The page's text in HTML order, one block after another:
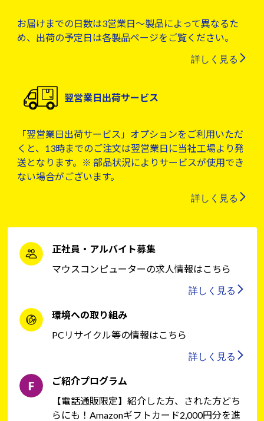
お届けまでの日数は3営業日～製品によって異なるた
め、出荷の予定日は各製品ページをご覧ください。
詳しく見る
翌営業日出荷サービス
「翌営業日出荷サービス」オプションをご利用いただ
くと、13時までのご注文は翌営業日に当社工場より発
送となります。※ 部品状況によりサービスが使用でき
ない場合がございます。
詳しく見る
正社員・アルバイト募集
マウスコンピューターの求人情報はこちら
詳しく見る
環境への取り組み
PCリサイクル等の情報はこちら
詳しく見る
ご紹介プログラム
【電話通販限定】紹介した方、された方どち
らにも！Amazonギフトカード2,000円分を進